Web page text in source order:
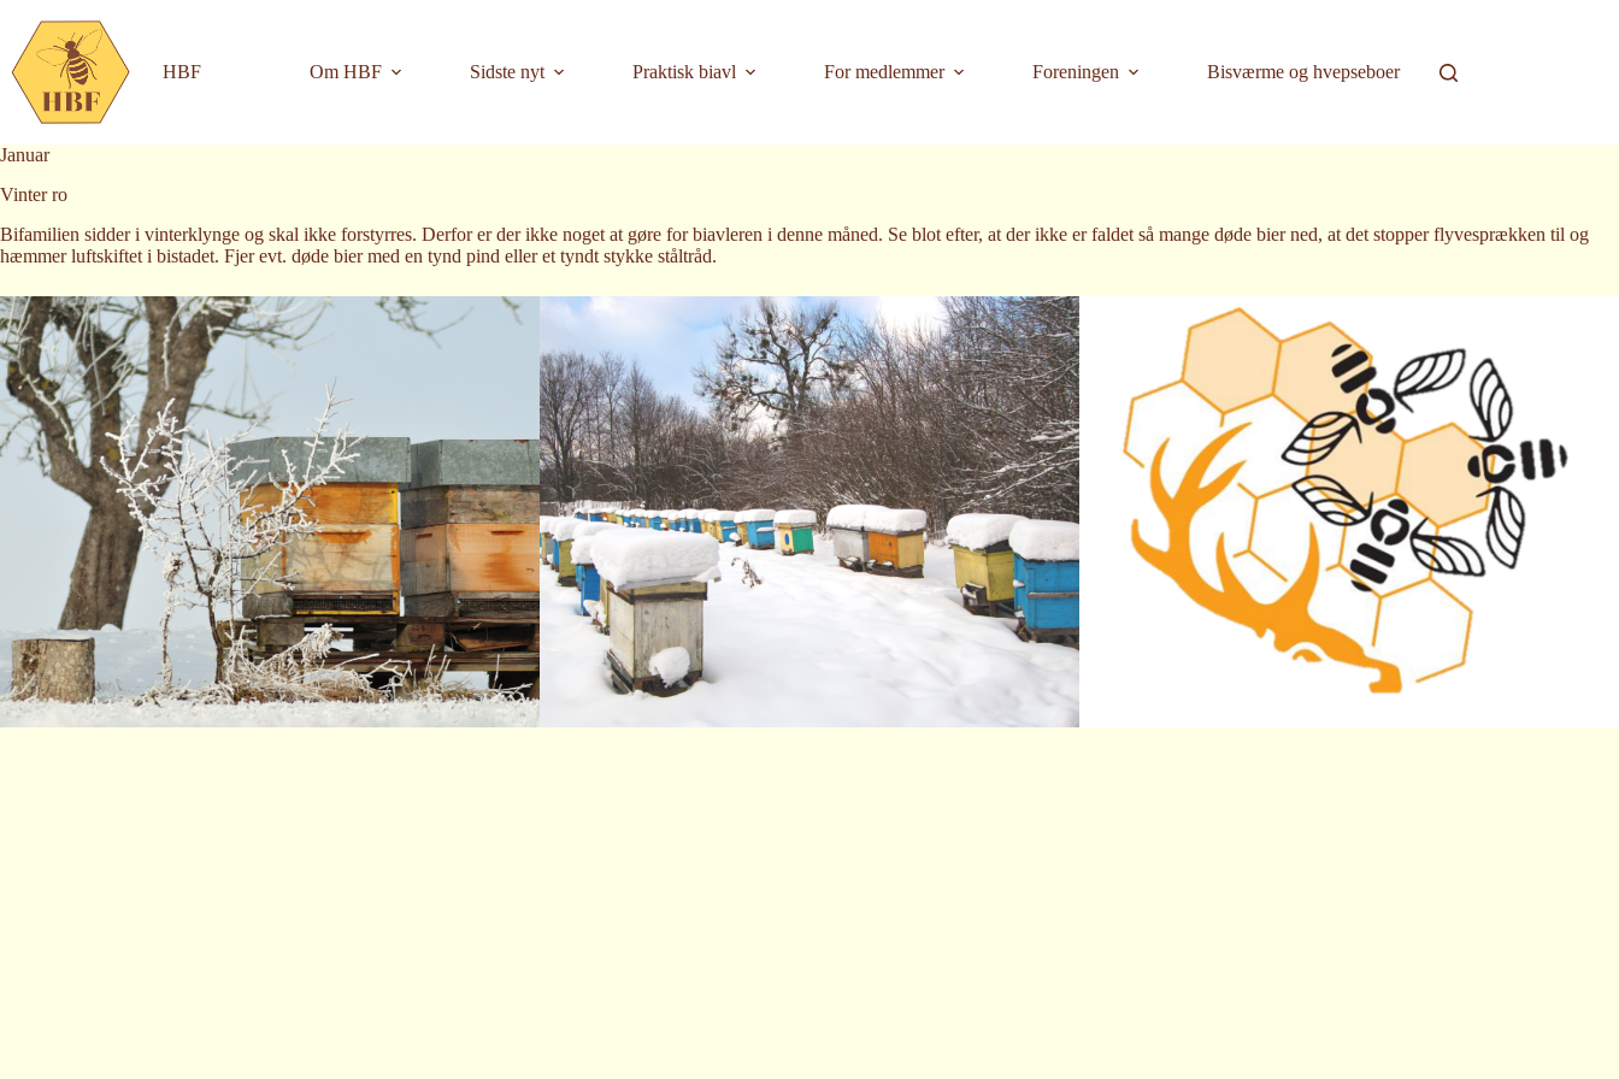
content
HBF
Om HBF Sidste nyt Praktisk biavl For medlemmer Foreningen Bisværme og hvepseboer
Januar
Vinter ro
Bifamilien sidder i vinterklynge og skal ikke forstyrres. Derfor er der ikke noget at gøre for biavleren i denne måned. Se blot efter, at der ikke er faldet så mange døde bier ned, at det stopper flyvesprækken til og
hæmmer luftskiftet i bistadet. Fjer evt. døde bier med en tynd pind eller et tyndt stykke ståltråd.